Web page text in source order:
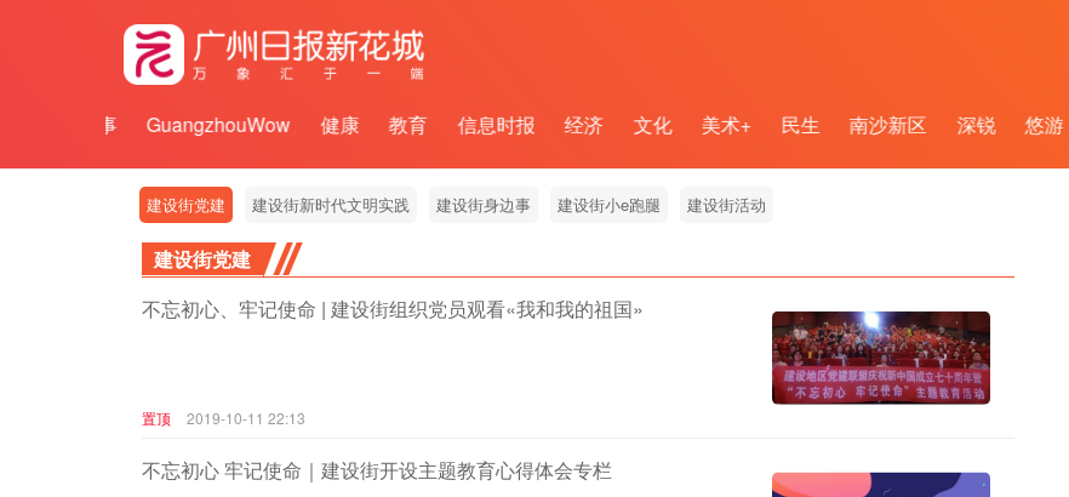
城事 GuangzhouWow 健康 教育 信息时报 经济 文化 美术+ 民生 南沙新区 深锐 悠游
建设街党建 建设街新时代文明实践 建设街身边事 建设街小e跑腿 建设街活动
建设街党建
不忘初心、牢记使命 | 建设街组织党员观看«我和我的祖国»
置顶 2019-10-11 22:13
不忘初心 牢记使命｜建设街开设主题教育心得体会专栏